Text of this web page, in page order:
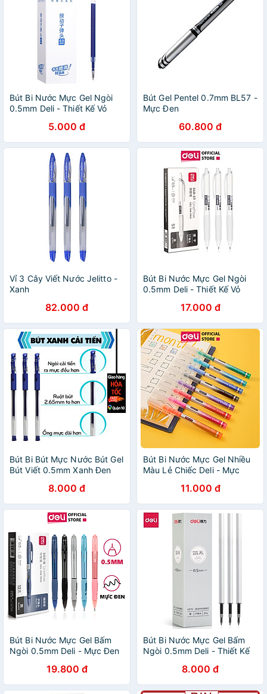
Bút Bi Nước Mực Gel Ngòi
0.5mm Deli - Thiết Kế Vỏ
Phòng Học Sinh - S60-ST
S101
5.000 đ
Bút Gel Pentel 0.7mm BL57 -
Mực Đen
60.800 đ
Vỉ 3 Cây Viết Nước Jelitto -
Xanh
82.000 đ
Bút Bi Nước Mực Gel Ngòi
0.5mm Deli - Thiết Kế Vỏ
Phòng Học Sinh - S60
17.000 đ
Bút Bi Bút Mực Nước Bút Gel
Bút Viết 0.5mm Xanh Đen
Phòng Legaxi8.000 đ
Bút Bi Nước Mực Gel Nhiều
Màu Lẻ Chiếc Deli - Mực
Lem Phù Hợp Hoc Sinh Văn
Phòng Ghi Chép Trang Trí Sổ
Tay Kế Hoạch Planner -
S853
11.000 đ
Bút Bi Nước Mực Gel Bấm
Ngòi 0.5mm Deli - Mực Đen
Tru, Phù Hợp Văn Phòng Học
Sinh - S08-B
19.800 đ
Bút Bi Nước Mực Gel Bấm
Ngòi 0.5mm Deli - Thiết Kế
Phòng Sinh Viên Học Sinh
Ghi Chép Sổ Tay - A057B
8.000 đ